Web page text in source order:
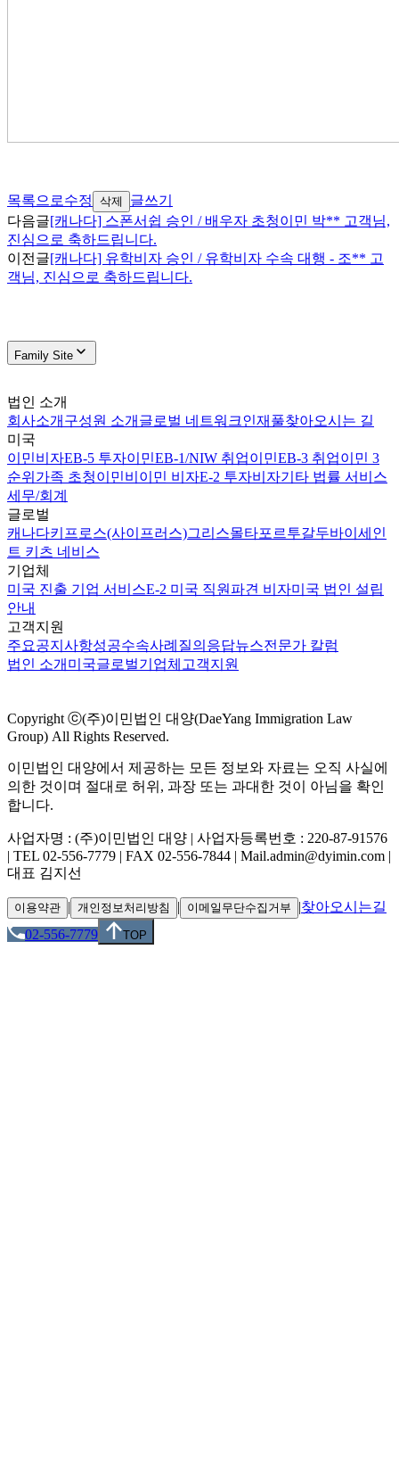
목록으로수정 삭제
글쓰기
다음글[캐나다] 스폰서쉽 승인 / 배우자 초청이민 박** 고객님,
진심으로 축하드립니다.
이전글[캐나다] 유학비자 승인 / 유학비자 수속 대행 - 조** 고
객님, 진심으로 축하드립니다.
Family Site
법인 소개
회사소개 구성원 소개 글로벌 네트워크인재풀찾아오시는 길
미국
이민비자EB-5 투자이민EB-1/NIW 취업이민EB-3 취업이민 3
순위 가족 초청이민비이민 비자E-2 투자비자기타 법률 서비스
세무/회계
글로벌
캐나다키프로스(사이프러스)그리스몰타포르투갈두바이 세인
트 키츠 네비스
기업체
미국 진출 기업 서비스E-2 미국 직원파견 비자미국 법인 설립
안내
고객지원
주요공지사항성공수속사례 질의응답뉴스전문가 칼럼
법인 소개 미국글로벌기업체 고객지원
Copyright ⓒ(주)이민법인 대양(DaeYang Immigration Law
Group) All Rights Reserved.
이민법인 대양에서 제공하는 모든 정보와 자료는 오직 사실에
의한 것이며 절대로 허위, 과장 또는 과대한 것이 아님을 확인
합니다.
사업자명 : (주)이민법인 대양 | 사업자등록번호 : 220-87-91576
| TEL 02-556-7779 | FAX 02-556-7844 | Mail.admin@dyimin.com |
대표 김지선
이용약관 | 개인정보처리방침 | 이메일무단수집거부 |찾아오시는길
02-556-7779
TOP